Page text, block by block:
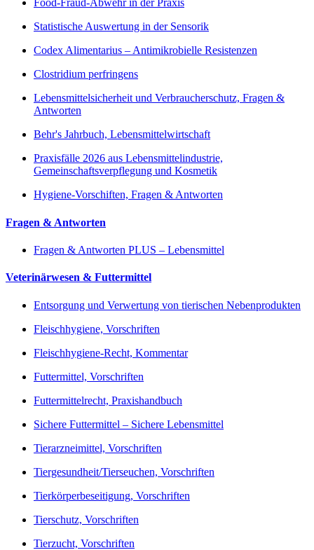
Food-Fraud-Abwehr in der Praxis
Statistische Auswertung in der Sensorik
Codex Alimentarius – Antimikrobielle Resistenzen
Clostridium perfringens
Lebensmittelsicherheit und Verbraucherschutz, Fragen &
Antworten
Behr's Jahrbuch, Lebensmittelwirtschaft
Praxisfälle 2026 aus Lebensmittelindustrie,
Gemeinschaftsverpflegung und Kosmetik
Hygiene-Vorschiften, Fragen & Antworten
Fragen & Antworten
Fragen & Antworten PLUS – Lebensmittel
Veterinärwesen & Futtermittel
Entsorgung und Verwertung von tierischen Nebenprodukten
Fleischhygiene, Vorschriften
Fleischhygiene-Recht, Kommentar
Futtermittel, Vorschriften
Futtermittelrecht, Praxishandbuch
Sichere Futtermittel – Sichere Lebensmittel
Tierarzneimittel, Vorschriften
Tiergesundheit/Tierseuchen, Vorschriften
Tierkörperbeseitigung, Vorschriften
Tierschutz, Vorschriften
Tierzucht, Vorschriften